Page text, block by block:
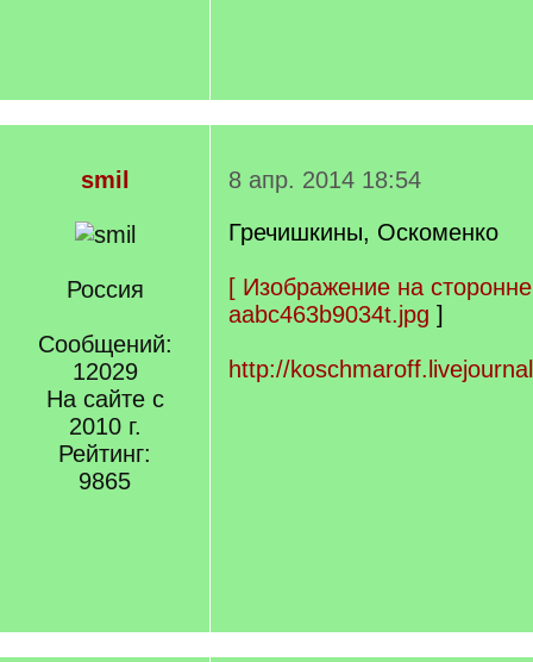
smil
Россия
Сообщений:
12029
На сайте с
2010 г.
Рейтинг:
9865
8 апр. 2014 18:54
Гречишкины, Оскоменко
[ Изображение на
aabc463b9034t.jpg ]
http://